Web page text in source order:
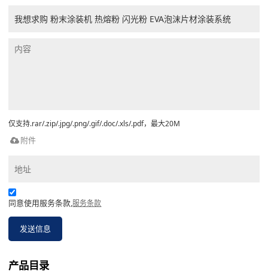
仅支持.rar/.zip/.jpg/.png/.gif/.doc/.xls/.pdf，最大20M
附件
同意使用服务条款,服务条款
发送信息
产品目录